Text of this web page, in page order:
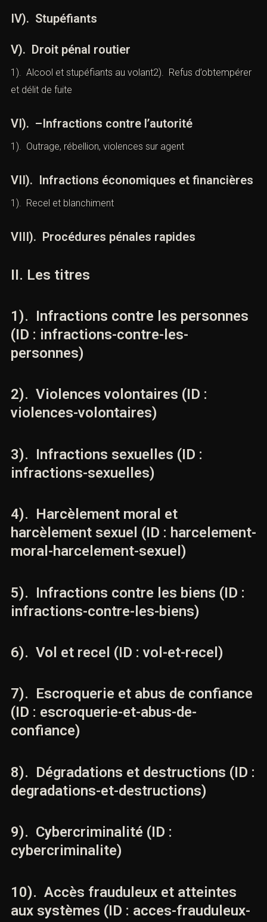
V). Droit pénal routier
1). Alcool et stupéfiants au volant2). Refus
VI). –Infractions contre l’autorité
VII). Infractions économiques et
financières
1). Recel et blanchiment
1). Infractions contre les
personnes (ID : infractions-contre-
2). Violences volontaires (ID :
3). Infractions sexuelles (ID :
4). Harcèlement moral et
harcèlement sexuel (ID :
sexuel)
infractions-contre-les-biens)
6). Vol et recel (ID : vol-et-recel)
7). Escroquerie et abus de
de-confiance)
(ID : degradations-et-destructions)
cybercriminalite)